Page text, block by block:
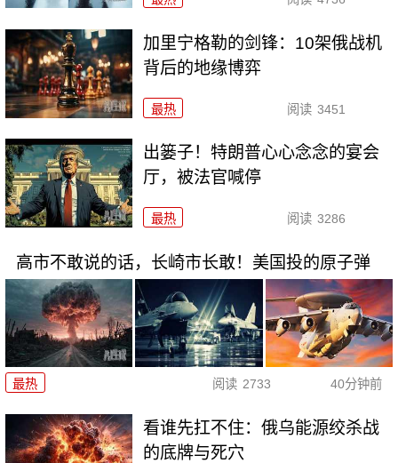
加里宁格勒的剑锋：10架俄战机
背后的地缘博弈
最热 阅读 3451
出篓子！特朗普心心念念的宴会
厅，被法官喊停
最热 阅读 3286
高市不敢说的话，长崎市长敢！美国投的原子弹
最热 阅读 2733 40分钟前
看谁先扛不住：俄乌能源绞杀战
的底牌与死穴